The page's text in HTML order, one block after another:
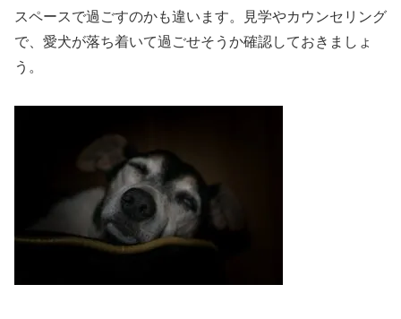
スペースで過ごすのかも違います。見学やカウンセリング
で、愛犬が落ち着いて過ごせそうか確認しておきましょ
う。